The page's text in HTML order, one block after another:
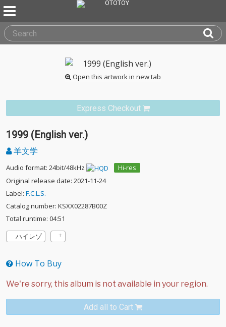
Open this artwork in new tab
Express Checkout
1999 (English ver.)
羊文学
Audio format: 24bit/48kHz
Hi-res
Original release date: 2021-11-24
Label: F.C.L.S.
Catalog number: KSXX02287B00Z
Total runtime: 04:51
ハイレゾ
How To Buy
Add all to Cart